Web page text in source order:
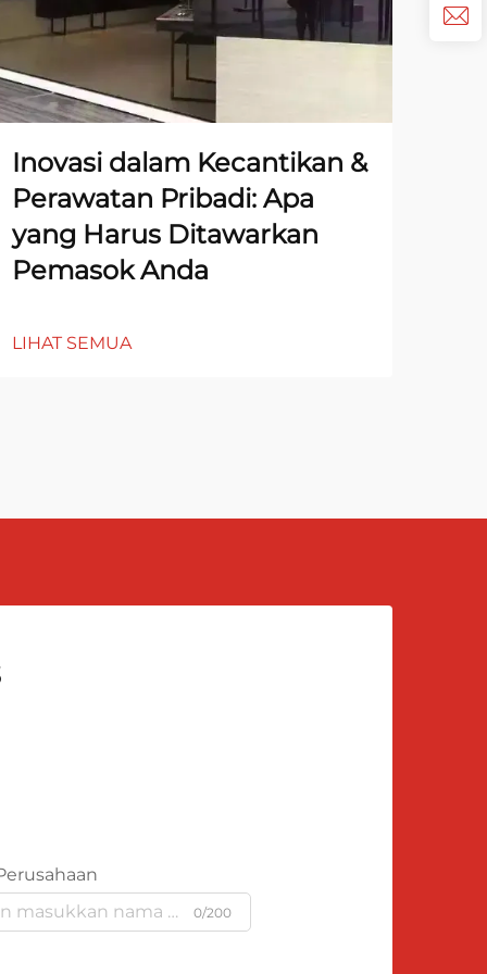
Inovasi dalam Kecantikan &
Perawatan Pribadi: Apa
yang Harus Ditawarkan
Pemasok Anda
LIHAT SEMUA
0/200